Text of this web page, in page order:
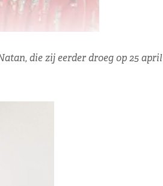
die zij eerder droeg op 25 april